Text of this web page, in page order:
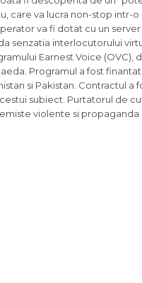
va lucra non-stop intr-
va fi dotat cu un
senzatia interlocutorului
Earnest Voice (OVC),
Programul a fost
si Pakistan. Contractul
subiect. Purtatorul de
violente si